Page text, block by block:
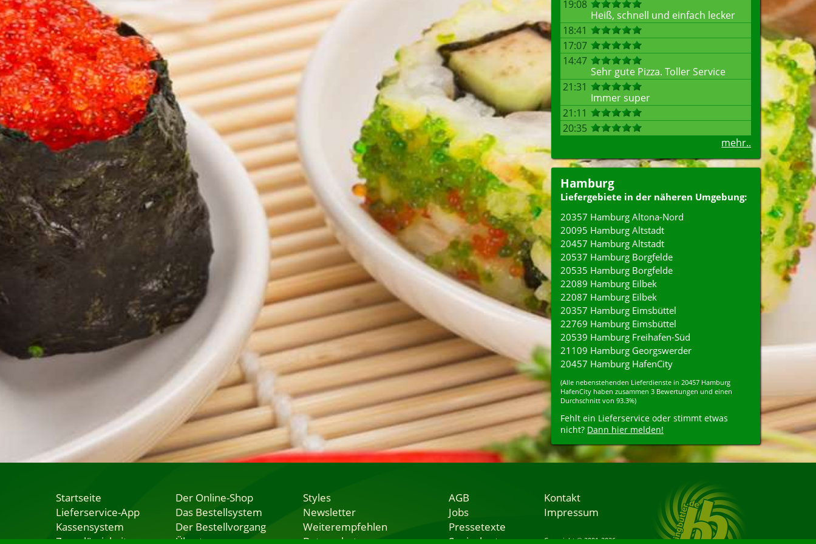
19:08
Heiß, schnell und einfach lecker
18:41
17:07
14:47
Sehr gute Pizza. Toller Service
21:31
Immer super
21:11
20:35
mehr..
Hamburg
Liefergebiete in der näheren Umgebung:
20357 Hamburg Altona-Nord
20095 Hamburg Altstadt
20457 Hamburg Altstadt
20537 Hamburg Borgfelde
20535 Hamburg Borgfelde
22089 Hamburg Eilbek
22087 Hamburg Eilbek
20357 Hamburg Eimsbüttel
22769 Hamburg Eimsbüttel
20539 Hamburg Freihafen-Süd
21109 Hamburg Georgswerder
20457 Hamburg HafenCity
(Alle nebenstehenden Lieferdienste in 20457 Hamburg
HafenCity haben zusammen 3 Bewertungen und einen
Durchschnitt von 93.3%)
Fehlt ein Lieferservice oder stimmt etwas
nicht? Dann hier melden!
Startseite
Lieferservice-App
Kassensystem
Zuverlässigkeit
Der Online-Shop
Das Bestellsystem
Der Bestellvorgang
Übertragung
Styles
Newsletter
Weiterempfehlen
Datenschutz
AGB
Jobs
Pressetexte
Speisekarten
Kontakt
Impressum
Copyright © 2001-2026